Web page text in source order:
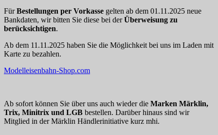
FürBestellungen per Vorkasse gelten ab dem 01.11.2025 neue
Bankdaten, wir bitten Sie diese bei derÜberweisung zu
berücksichtigen.
Ab dem 11.11.2025 haben Sie die Möglichkeit bei uns im Laden mit
Karte zu bezahlen.
Modelleisenbahn-Shop.com
Ab sofort können Sie über uns auch wieder die Marken Märklin,
Trix, Minitrix und LGB bestellen. Darüber hinaus sind wir
Mitglied in der Märklin Händlerinitiative kurz mhi.